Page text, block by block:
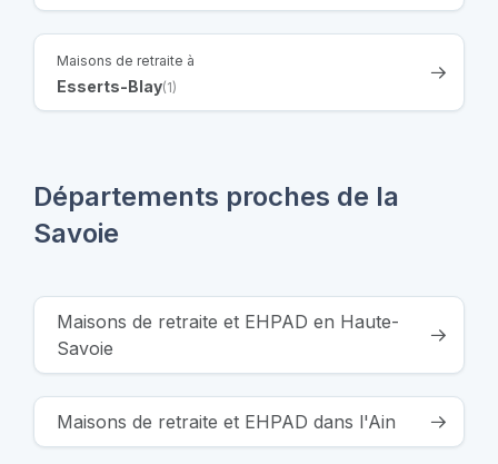
Maisons de retraite à
Esserts-Blay(1)
Départements proches de la
Savoie
Maisons de retraite et EHPAD en Haute-
Savoie
Maisons de retraite et EHPAD dans l'Ain